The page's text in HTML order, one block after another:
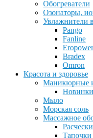
Обогреватели
Озонаторы,
Увлажнители
Pango
Fanline
Eropower
Bradex
Omron
Красота и здоровье
Маникюрные и
Новинки
Мыло
Морская соль
Массажное
Расчески
Тапочки